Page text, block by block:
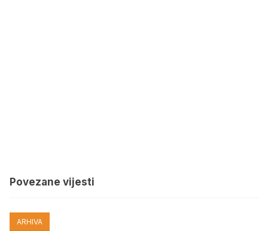
Povezane vijesti
ARHIVA